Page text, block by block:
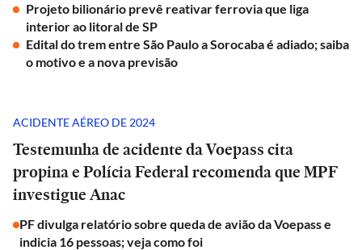
Projeto bilionário prevê reativar ferrovia que liga
interior ao litoral de SP
Edital do trem entre São Paulo a Sorocaba é adiado; saiba
o motivo e a nova previsão
ACIDENTE AÉREO DE 2024
Testemunha de acidente da Voepass cita
propina e Polícia Federal recomenda que MPF
investigue Anac
PF divulga relatório sobre queda de avião da Voepass e
indicia 16 pessoas; veja como foi